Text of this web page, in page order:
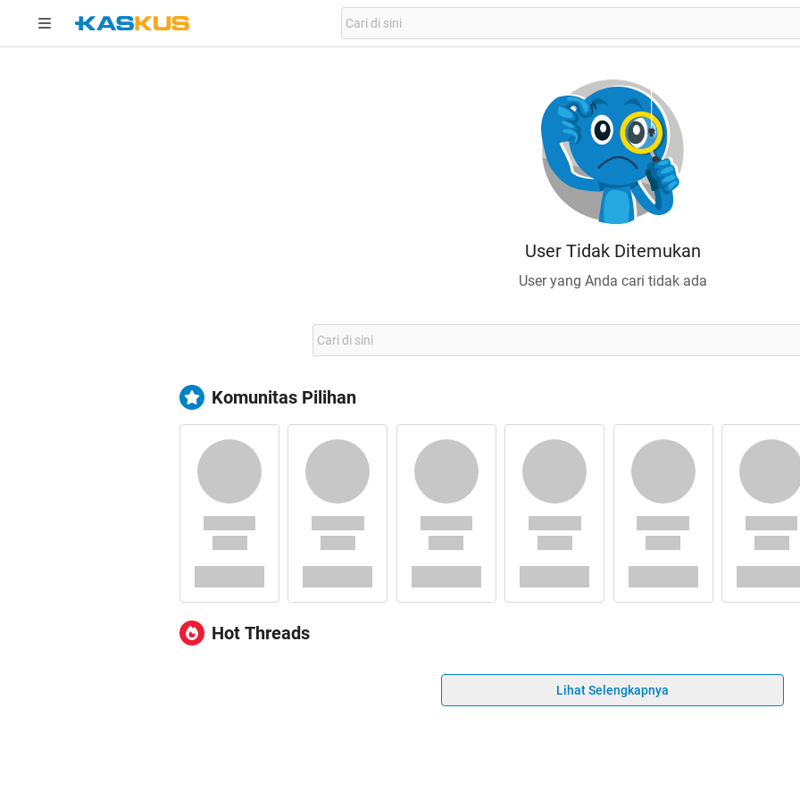
User Tidak Ditemukan
User yang Anda cari tidak ada
Komunitas Pilihan
Hot Threads
Lihat Selengkapnya